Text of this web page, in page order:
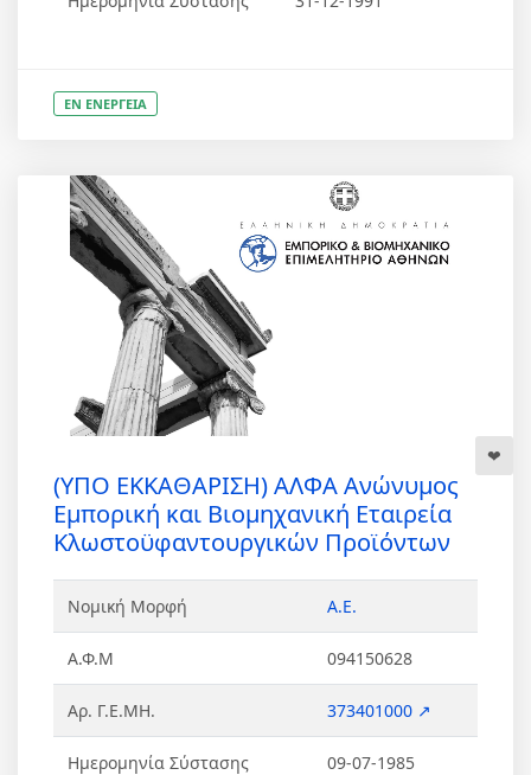
ΕΝ ΕΝΕΡΓΕΙΑ
(ΥΠΟ ΕΚΚΑΘΑΡΙΣΗ) ΑΛΦΑ Ανώνυμος
Εμπορική και Βιομηχανική Εταιρεία
Κλωστοϋφαντουργικών Προϊόντων
Νομική Μορφή Α.Ε.
Α.Φ.Μ 094150628
Αρ. Γ.Ε.ΜΗ. 373401000 ↗
Ημερομηνία Σύστασης 09-07-1985